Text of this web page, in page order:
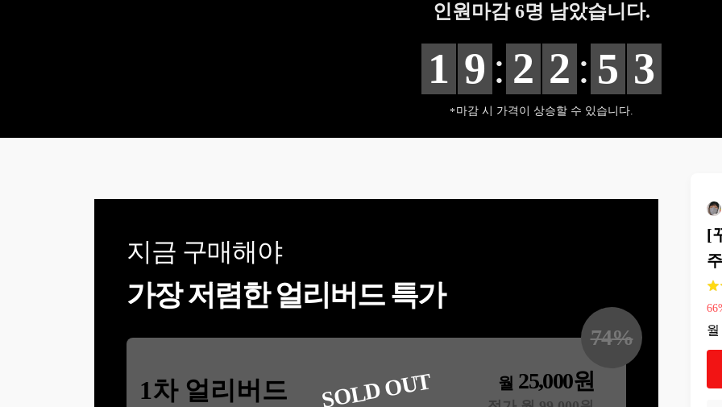
인원마감6명 남았습니다.
1 9 : 2 2 : 5 2
마감 시 가격이 상승할 수 있습니다.
지금 구매해야
가장 저렴한 얼리버드 특가
1차 얼리버드 월 25,000원
74%
SOLD OUT
[
66
월